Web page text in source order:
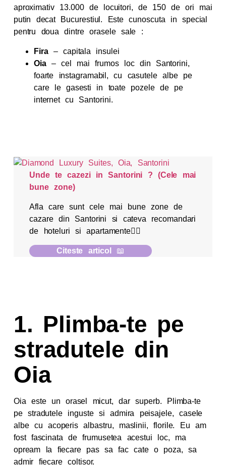
aproximativ 13.000 de locuitori, de 150 de ori mai
putin decat Bucurestiul. Este cunoscuta in special
pentru doua dintre orasele sale :
Fira– capitala insulei
Oia – cel mai frumos loc din Santorini,
foarte instagramabil, cu casutele albe pe
care le gasesti in toate pozele de pe
internet cu Santorini.
Unde te cazezi in Santorini ? (Cele mai
bune zone)
Afla care sunt cele mai bune zone de
cazare din Santorini si cateva recomandari
de hoteluri si apartamente👇🏻
Citeste articol 📖
1. Plimba-te pe
stradutele din
Oia
Oia este un orasel micut, dar superb. Plimba-te
pe stradutele inguste si admira peisajele, casele
albe cu acoperis albastru, maslinii, florile. Eu am
fost fascinata de frumusetea acestui loc, ma
opream la fiecare pas sa fac cate o poza, sa
admir fiecare coltisor.